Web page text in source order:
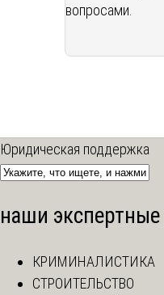
вопросами.
Юридическая поддержка
наши
КРИМИНАЛИСТИКА
СТРОИТЕЛЬСТВО